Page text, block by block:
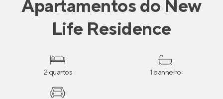
Apartamentosdo New
Life Residence
2 quartos 1 banheiro